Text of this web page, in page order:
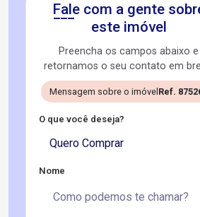
Fale com a gente
este imóvel
Preencha os campos abaixo e
retornamos o seu contato em
Mensagem sobre o imóvel Ref.
O que você deseja?
Quero Comprar
Nome